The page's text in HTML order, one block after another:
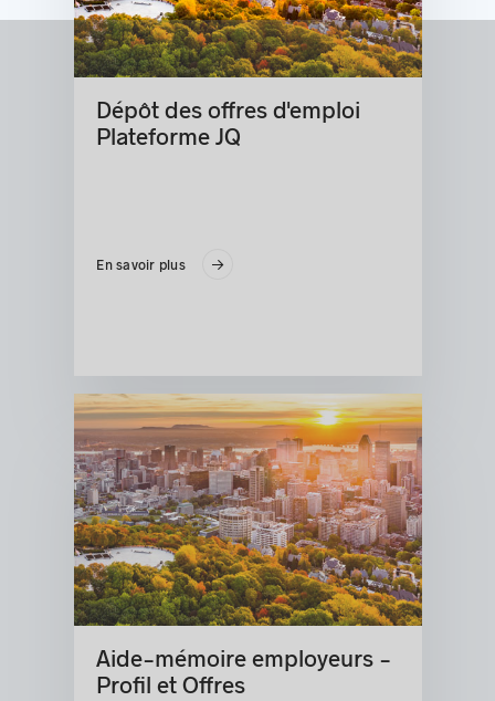
Dépôt des offres d'emploi
Plateforme JQ
En savoir plus
Aide-mémoire employeurs -
Profil et Offres